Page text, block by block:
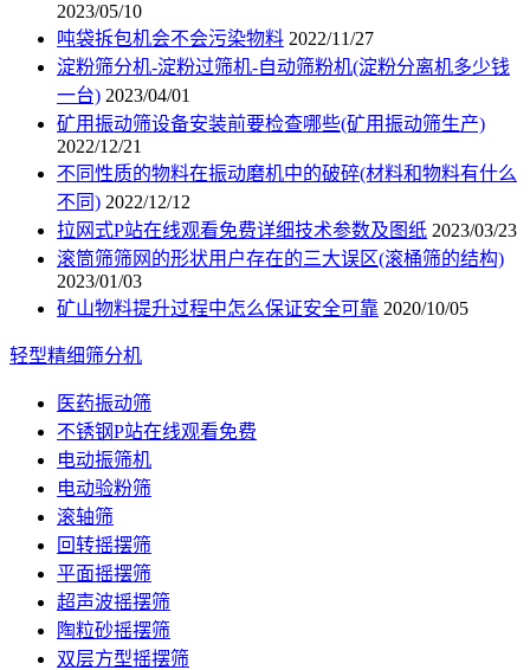
2023/05/10
吨袋拆包机会不会污染物料 2022/11/27
淀粉筛分机-淀粉过筛机-自动筛粉机(淀粉分离机多少钱
一台) 2023/04/01
矿用振动筛设备安装前要检查哪些(矿用振动筛生产)
2022/12/21
不同性质的物料在振动磨机中的破碎(材料和物料有什么
不同) 2022/12/12
拉网式P站在线观看免费详细技术参数及图纸 2023/03/23
滚筒筛筛网的形状用户存在的三大误区(滚桶筛的结构)
2023/01/03
矿山物料提升过程中怎么保证安全可靠 2020/10/05
轻型精细筛分机
医药振动筛
不锈钢P站在线观看免费
电动振筛机
电动验粉筛
滚轴筛
回转摇摆筛
平面摇摆筛
超声波摇摆筛
陶粒砂摇摆筛
双层方型摇摆筛